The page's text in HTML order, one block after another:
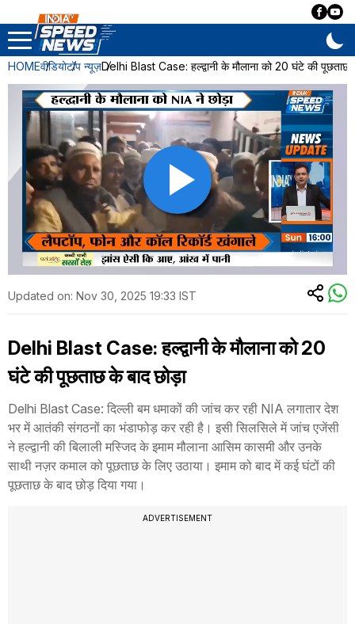
HOMEवीडियोटॉप न्यूज़Delhi Blast Case: हल्द्वानी के मौलाना को 20 घंटे की पूछताछ
Updated on: Nov 30, 2025 19:33 IST
Delhi Blast Case: हल्द्वानी के मौलाना को 20
घंटे की पूछताछ के बाद छोड़ा
Delhi Blast Case: दिल्ली बम धमाकों की जांच कर रही NIA लगातार देश
भर में आतंकी संगठनों का भंडाफोड़ कर रही है। इसी सिलसिले में जांच एजेंसी
ने हल्द्वानी की बिलाली मस्जिद के इमाम मौलाना आसिम कासमी और उनके
साथी नज़र कमाल को पूछताछ के लिए उठाया। इमाम को बाद में कई घंटों की
पूछताछ के बाद छोड़ दिया गया।
ADVERTISEMENT